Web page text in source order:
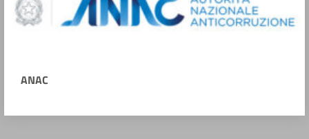
ANAC